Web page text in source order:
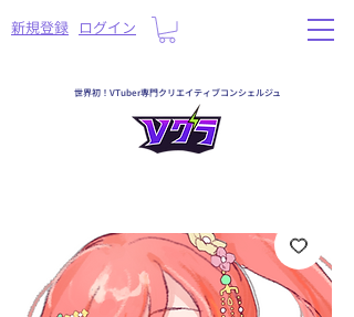
​新規登録 ログイン
世界初！VTuber専門クリエイティブコンシェルジュ